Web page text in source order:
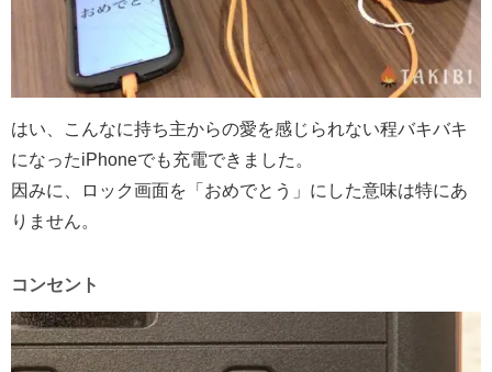
はい、こんなに持ち主からの愛を感じられない程バキバキ
になったiPhoneでも充電できました。
因みに、ロック画面を「おめでとう」にした意味は特にあ
りません。
コンセント